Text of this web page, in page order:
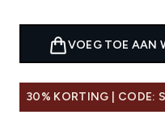
VOEG TOE AAN
30% KORTING | CODE: